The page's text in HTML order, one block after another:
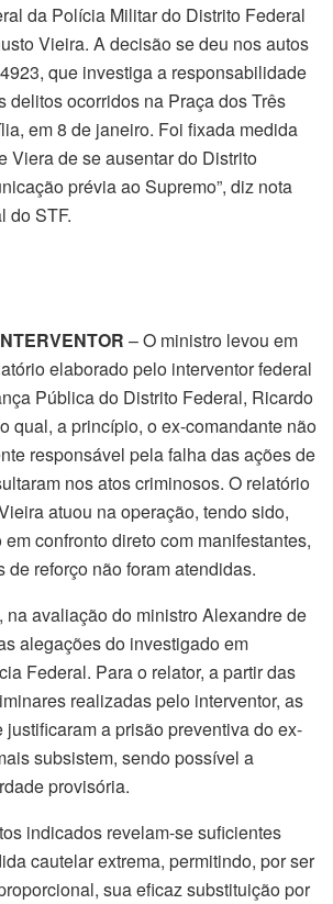
da Polícia Militar do Distrito Federal
Vieira. A decisão se deu nos autos
que investiga a responsabilidade
delitos ocorridos na Praça dos Três
em 8 de janeiro. Foi fixada medida
Viera de se ausentar do Distrito
prévia ao Supremo”, diz nota
do STF.
– O ministro levou em
elaborado pelo interventor federal
Pública do Distrito Federal, Ricardo
qual, a princípio, o ex-comandante não
responsável pela falha das ações de
nos atos criminosos. O relatório
atuou na operação, tendo sido,
confronto direto com manifestantes,
de reforço não foram atendidas.
na avaliação do ministro Alexandre de
alegações do investigado em
Federal. Para o relator, a partir das
realizadas pelo interventor, as
a prisão preventiva do ex-
subsistem, sendo possível a
provisória.
indicados revelam-se suficientes
cautelar extrema, permitindo, por ser
sua eficaz substituição por